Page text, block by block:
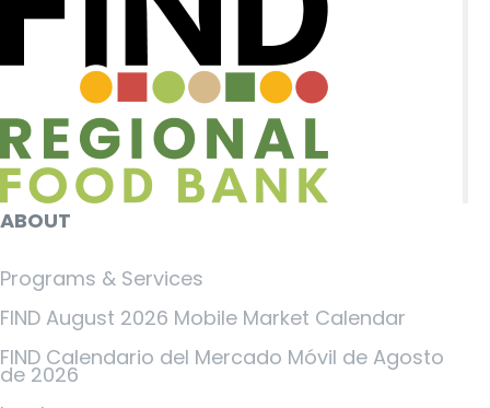
ABOUT
Programs & Services
FIND August 2026 Mobile Market Calendar
FIND Calendario del Mercado Móvil de Agosto
de 2026